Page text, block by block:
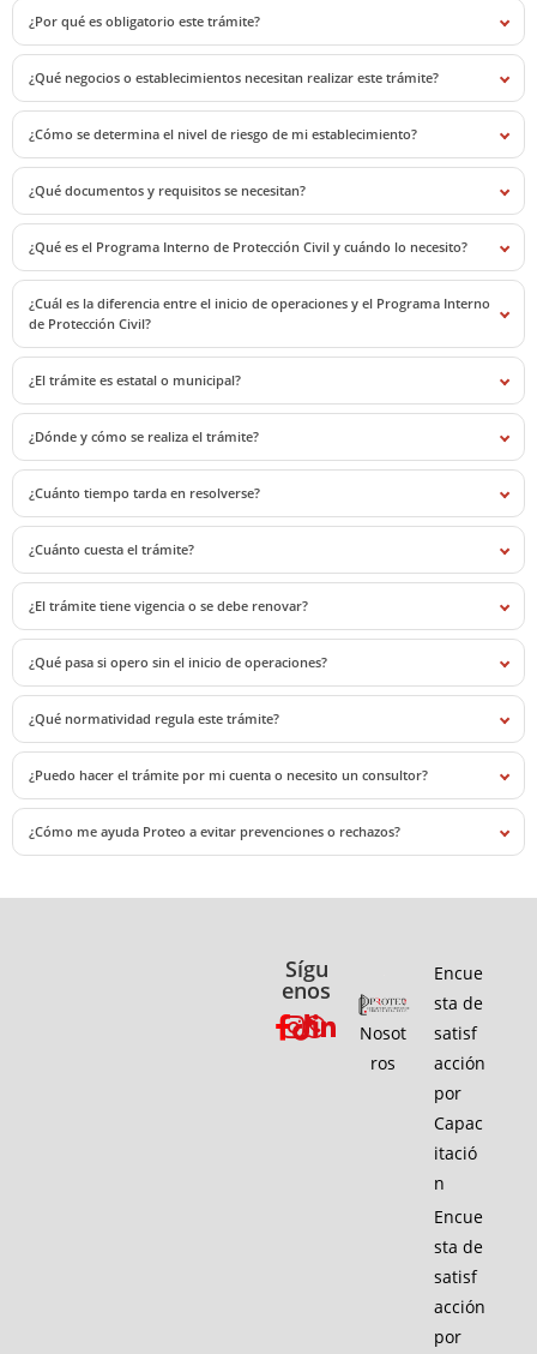
¿Por qué es obligatorio este trámite?
¿Qué negocios o establecimientos necesitan realizar este trámite?
¿Cómo se determina el nivel de riesgo de mi establecimiento?
¿Qué documentos y requisitos se necesitan?
¿Qué es el Programa Interno de Protección Civil y cuándo lo necesito?
¿Cuál es la diferencia entre el inicio de operaciones y el Programa Interno
de Protección Civil?
¿El trámite es estatal o municipal?
¿Dónde y cómo se realiza el trámite?
¿Cuánto tiempo tarda en resolverse?
¿Cuánto cuesta el trámite?
¿El trámite tiene vigencia o se debe renovar?
¿Qué pasa si opero sin el inicio de operaciones?
¿Qué normatividad regula este trámite?
¿Puedo hacer el trámite por mi cuenta o necesito un consultor?
¿Cómo me ayuda Proteo a evitar prevenciones o rechazos?
Sígu
enos
Nosot
ros
Encue
sta de
satisf
acción
por
Capac
itació
n
Encue
sta de
satisf
acción
por